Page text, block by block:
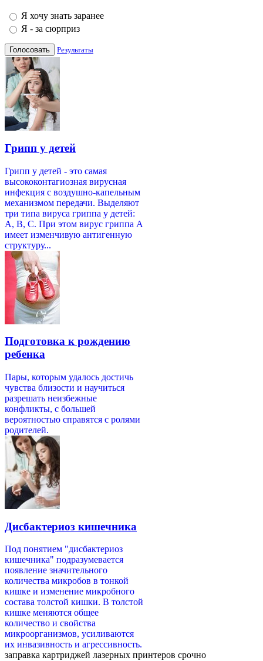
Я хочу знать заранее
Я - за сюрприз
Результаты
Грипп у детей
Грипп у детей - это самая
высококонтагиозная вирусная
инфекция с воздушно-капельным
механизмом передачи. Выделяют
три типа вируса гриппа у детей:
А, В, С. При этом вирус гриппа А
имеет изменчивую антигенную
структуру...
Подготовка к рождению
ребенка
Пары, которым удалось достичь
чувства близости и научиться
разрешать неизбежные
конфликты, с большей
вероятностью справятся с ролями
родителей.
Дисбактериоз кишечника
Под понятием "дисбактериоз
кишечника" подразумевается
появление значительного
количества микробов в тонкой
кишке и изменение микробного
состава толстой кишки. В толстой
кишке меняются общее
количество и свойства
микроорганизмов, усиливаются
их инвазивность и агрессивность.
заправка картриджей лазерных принтеров срочно